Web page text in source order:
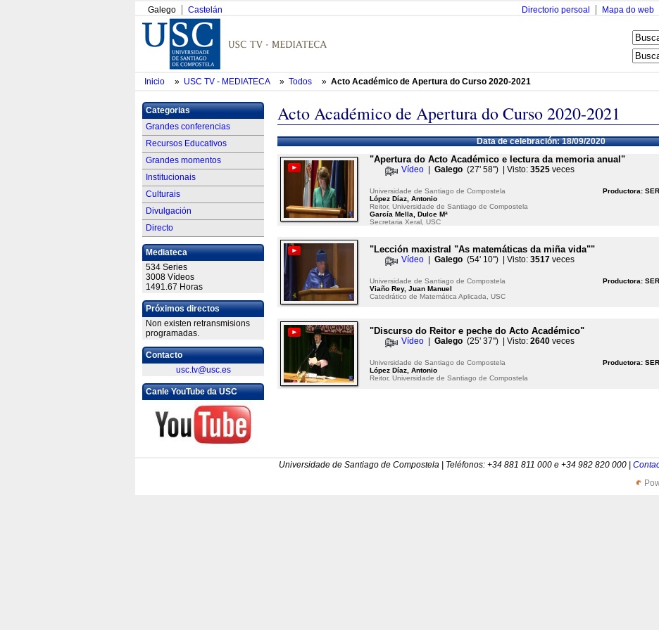
Galego Castelán Mapa do web
Directorio persoal
Inicio » USC TV - MEDIATECA » Todos » Acto Académico de Apertura do Curso 2020-2021
Categorias
Grandes conferencias
Recursos Educativos
Grandes momentos
Institucionais
Culturais
Divulgación
Directo
Mediateca
534 Series
3008 Vídeos
1491.67 Horas
Próximos directos
Non existen retransmisions
programadas.
Contacto
usc.tv@usc.es
Canle YouTube da USC
Acto Académico de Apertura do Curso 2020-2021
Data de celebración: 18/09/2020
"Apertura do Acto Académico e lectura da memoria anual"
Vídeo| Galego(27' 58'') | Visto: 3525veces
Productora:
Universidade de Santiago de Compostela
López Díaz, Antonio
Reitor, Universidade de Santiago de Compostela
García Mella, Dulce Mª
Secretaria Xeral, USC
"Lección maxistral "As matemáticas da miña vida""
Vídeo| Galego(54' 10'') | Visto: 3517veces
Productora:
Universidade de Santiago de Compostela
Viaño Rey, Juan Manuel
Catedrático de Matemática Aplicada, USC
"Discurso do Reitor e peche do Acto Académico"
Vídeo| Galego(25' 37'') | Visto: 2640veces
Productora:
Universidade de Santiago de Compostela
López Díaz, Antonio
Reitor, Universidade de Santiago de Compostela
Universidade de Santiago de Compostela | Teléfonos: +34 881 811 000 e +34 982 820 000 |